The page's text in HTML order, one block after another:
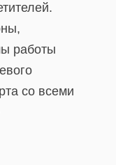
работы
со всеми